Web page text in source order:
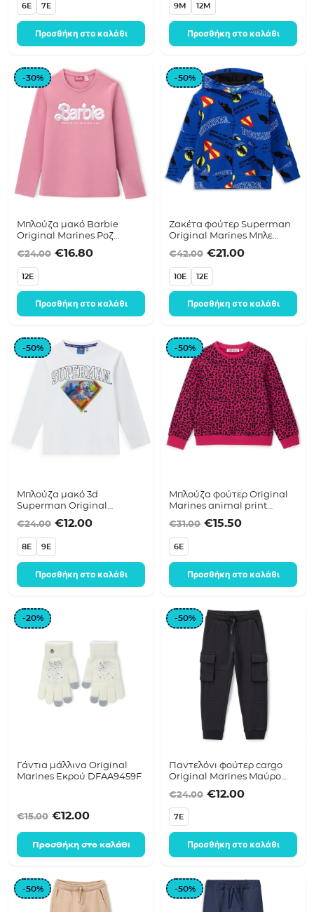
6E 7E
Προσθήκη στο καλάθι
9M 12M
Προσθήκη στο καλάθι
-30%
Μπλούζα μακό Barbie
Original Marines Ροζ
€24.00 Original price was: €24.00.
€16.80Η τρέχουσα τιμή είναι: €16.80.
12E
Προσθήκη στο καλάθι
-50%
Ζακέτα φούτερ Superman
Original Marines Μπλε
€42.00 Original price
€21.00Η τρέχουσα
10E 12E
Προσθήκη στο καλάθι
-50%
Μπλούζα μακό 3d
Superman Original
Marines Λευκό DFAV2542B
€24.00 Original price was: €24.00.
€12.00Η τρέχουσα τιμή είναι: €12.00.
8E 9E
Προσθήκη στο καλάθι
-50%
Μπλούζα φούτερ Original
Marines animal print
DFA3556F
€31.00 Original price
€15.50Η τρέχουσα
6E
Προσθήκη στο καλάθι
-20%
Γάντια μάλλινα Original
Marines Εκρού DFAA9459F
€15.00 Original price was: €15.00.
€12.00Η τρέχουσα τιμή είναι: €12.00.
Προσθήκη στο καλάθι
-50%
Παντελόνι φούτερ cargo
Original Marines Μαύρο
€24.00 Original price
€12.00Η τρέχουσα
7E
Προσθήκη στο καλάθι
-50% -50%